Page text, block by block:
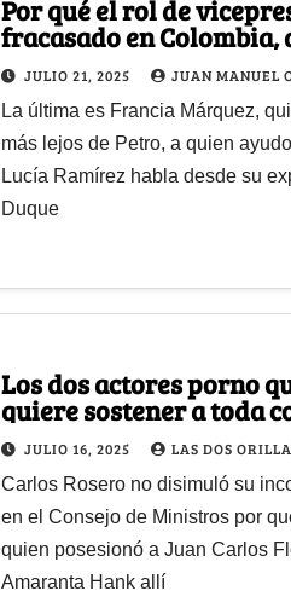
Por qué el rol de
fracasado en Colombia,
poner muchos votos
JULIO 21, 2025 JUAN MANUEL
La última es Francia Márquez,
más lejos de Petro, a quien
Lucía Ramírez habla desde su
Duque
Los dos actores porno
quiere sostener a toda
Ministerio de La
JULIO 16, 2025 LAS DOS
Carlos Rosero no disimuló su
en el Consejo de Ministros por
quien posesionó a Juan Carlos
Amaranta Hank allí